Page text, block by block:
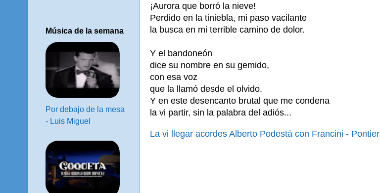
¡Aurora que borró la nieve!
Perdido en la tiniebla, mi paso vacilante
la busca en mi terrible camino de dolor.
Y el bandoneón
dice su nombre en su gemido,
con esa voz
que la llamó desde el olvido.
Y en este desencanto brutal que me condena
la vi partir, sin la palabra del adiós...
La vi llegar acordes Alberto Podestá con Francini - Pontier
Música de la semana
Por debajo de la mesa
- Luis Miguel